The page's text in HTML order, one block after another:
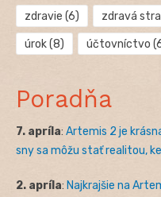
zdravie (6) zdravá
úrok(8) účtovníctvo
Poradňa
7. apríla: Artemis 2 je
sny sa môžu stať realitou,
2. apríla: Najkrajšie na